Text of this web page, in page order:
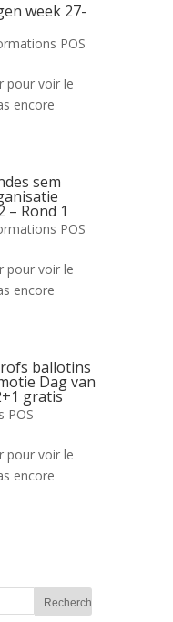
week 27-
POS
pour voir le
encore
sem
– Rond 1
POS
pour voir le
encore
ballotins
Dag van
gratis
POS
pour voir le
encore